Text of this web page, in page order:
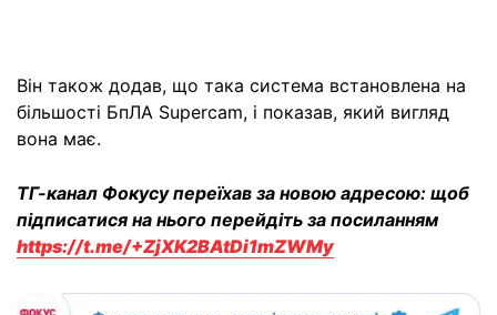
Він також додав, що така система встановлена на
більшості БпЛА Supercam, і показав, який вигляд
вона має.
ТГ-канал Фокусу переїхав за новою адресою: щоб
підписатися на нього перейдіть за посиланням
https://t.me/+ZjXK2BAtDi1mZWMy